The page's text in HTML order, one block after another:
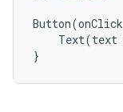
Button(onClick
Text(text
}